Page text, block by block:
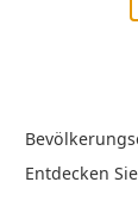
Entdecken